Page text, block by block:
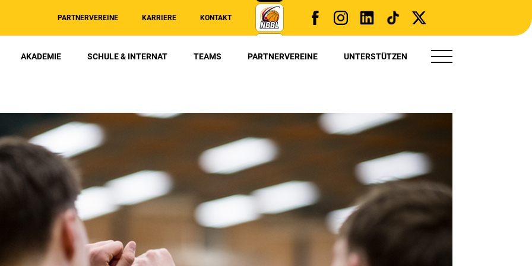
PARTNERVEREINE KARRIERE KONTAKT
AKADEMIE SCHULE & INTERNAT TEAMS PARTNERVEREINE UNTERSTÜTZEN